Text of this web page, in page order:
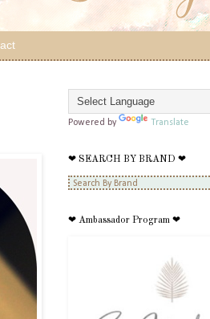
Powered by Translate
❤ SEARCH BY BRAND ❤
❤ Ambassador Program ❤